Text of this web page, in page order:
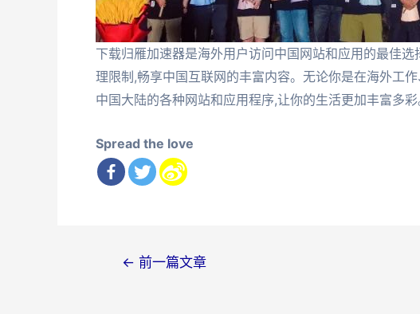
下载归雁加速器是海外用户访问中国网站和应用的最佳
理限制,畅享中国互联网的丰富内容。无论你是在海外工
中国大陆的各种网站和应用程序,让你的生活更加丰富多彩
Spread the love
← 前一篇文章